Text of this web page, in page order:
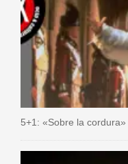
5+1: «Sobre la cordura»